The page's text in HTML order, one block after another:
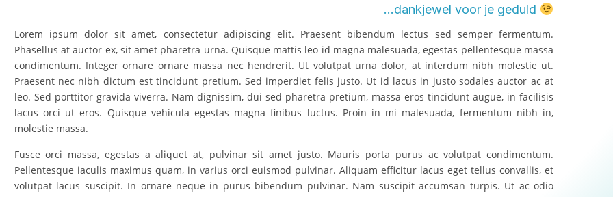
...dankjewel voor je geduld
Lorem ipsum dolor sit amet, consectetur adipiscing elit. Praesent bibendum lectus sed semper fermentum.
Phasellus at auctor ex, sit amet pharetra urna. Quisque mattis leo id magna malesuada, egestas pellentesque massa
condimentum. Integer ornare ornare massa nec hendrerit. Ut volutpat urna dolor, at interdum nibh molestie ut.
Praesent nec nibh dictum est tincidunt pretium. Sed imperdiet felis justo. Ut id lacus in justo sodales auctor ac at
leo. Sed porttitor gravida viverra. Nam dignissim, dui sed pharetra pretium, massa eros tincidunt augue, in facilisis
lacus orci ut eros. Quisque vehicula egestas magna finibus luctus. Proin in mi malesuada, fermentum nibh in,
molestie massa.
Fusce orci massa, egestas a aliquet at, pulvinar sit amet justo. Mauris porta purus ac volutpat condimentum.
Pellentesque iaculis maximus quam, in varius orci euismod pulvinar. Aliquam efficitur lacus eget tellus convallis, et
volutpat lacus suscipit. In ornare neque in purus bibendum pulvinar. Nam suscipit accumsan turpis. Ut ac odio